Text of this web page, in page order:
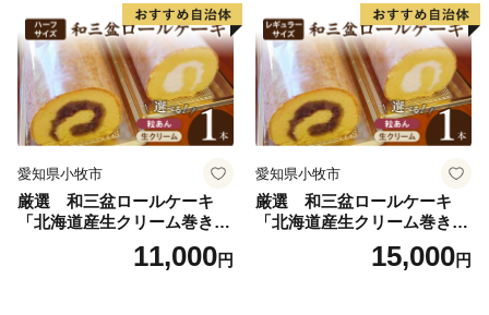
愛知県小牧市
厳選 和三盆ロールケーキ
「北海道産生クリーム巻き」
または「北海道産粒あん巻
き」（サイズ：ハーフ） 和
11,000円
愛知県小牧市
厳選 和三盆ロールケーキ
「北海道産生クリーム巻き」
または「北海道産粒あん巻
き」（サイズ：レギュラー）
15,000円